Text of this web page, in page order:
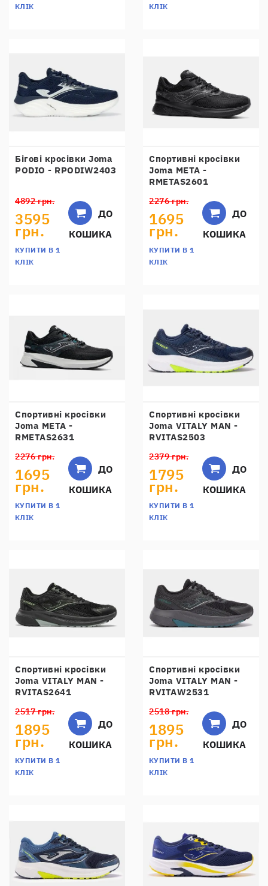
КЛІК
КЛІК
Бігові кросівки Joma
PODIO - RPODIW2403
4892 грн.
3595
грн.
КУПИТИ В 1
КЛІК
ДО
КОШИКА
Спортивні кросівки
Joma META -
RMETAS2601
2276 грн.
1695
грн.
КУПИТИ В 1
КЛІК
ДО
КОШИКА
Спортивні кросівки
Joma META -
RMETAS2631
2276 грн.
1695
грн.
КУПИТИ В 1
КЛІК
ДО
КОШИКА
Спортивні кросівки
Joma VITALY MAN -
RVITAS2503
2379 грн.
1795
грн.
КУПИТИ В 1
КЛІК
ДО
КОШИКА
Спортивні кросівки
Joma VITALY MAN -
RVITAS2641
2517 грн.
1895
грн.
КУПИТИ В 1
КЛІК
ДО
КОШИКА
Спортивні кросівки
Joma VITALY MAN -
RVITAW2531
2518 грн.
1895
грн.
КУПИТИ В 1
КЛІК
ДО
КОШИКА